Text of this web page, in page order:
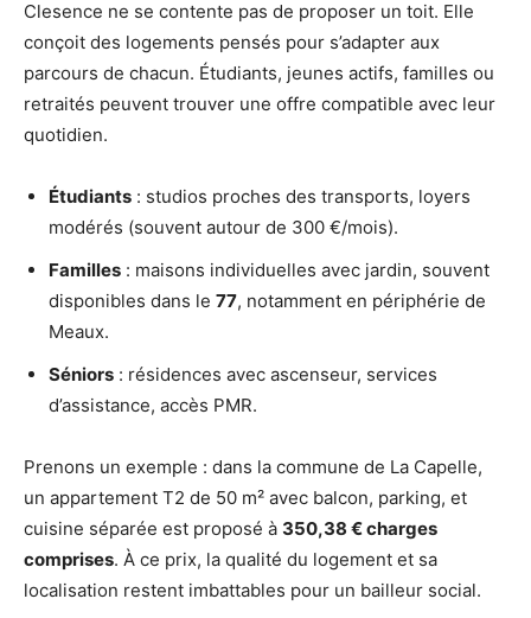
Clesence ne se contente pas de proposer un toit. Elle
conçoit des logements pensés pour s’adapter aux
parcours de chacun. Étudiants, jeunes actifs, familles ou
retraités peuvent trouver une offre compatible avec leur
quotidien.
Étudiants : studios proches des transports, loyers
modérés (souvent autour de 300 €/mois).
Familles : maisons individuelles avec jardin, souvent
disponibles dans le 77, notamment en périphérie de
Meaux.
Séniors : résidences avec ascenseur, services
d’assistance, accès PMR.
Prenons un exemple : dans la commune de La Capelle,
un appartement T2 de 50 m² avec balcon, parking, et
cuisine séparée est proposé à 350,38 € charges
comprises. À ce prix, la qualité du logement et sa
localisation restent imbattables pour un bailleur social.